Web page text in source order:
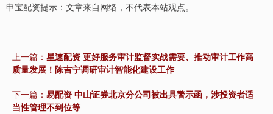
申宝配资提示：文章来自网络，不代表本站观点。
上一篇： 星速配资 更好服务审计监督实战需要、推动审计工作高
质量发展！陈吉宁调研审计智能化建设工作
下一篇： 易配资 中山证券北京分公司被出具警示函，涉投资者适
当性管理不到位等